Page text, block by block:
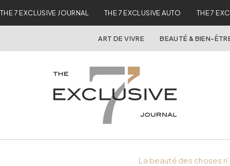
THE 7 EXCLUSIVE JOURNAL THE 7 EXCLUSIVE AUTO THE 7
ART DE VIVRE BEAUTÉ & BIEN-
La beauté des choses